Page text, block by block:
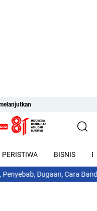
PERISTIWA BISNIS
Dugaan, Cara Banding,